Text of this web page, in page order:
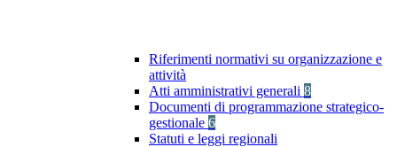
Riferimenti normativi su organizzazione e
attività
Atti amministrativi generali 8
Documenti di programmazione strategico-
gestionale 6
Statuti e leggi regionali